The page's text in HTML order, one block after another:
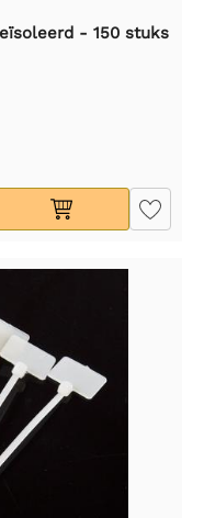
- 150 stuks